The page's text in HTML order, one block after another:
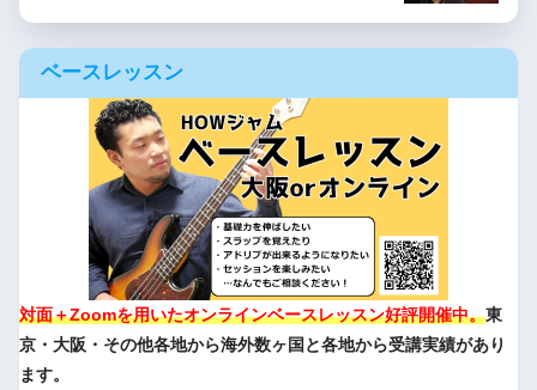
ベースレッスン
対面＋Zoomを用いたオンラインベースレッスン好評開催中。東
京・大阪・その他各地から海外数ヶ国と各地から受講実績があり
ます。